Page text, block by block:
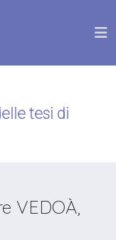
tesi di
VEDOÀ,